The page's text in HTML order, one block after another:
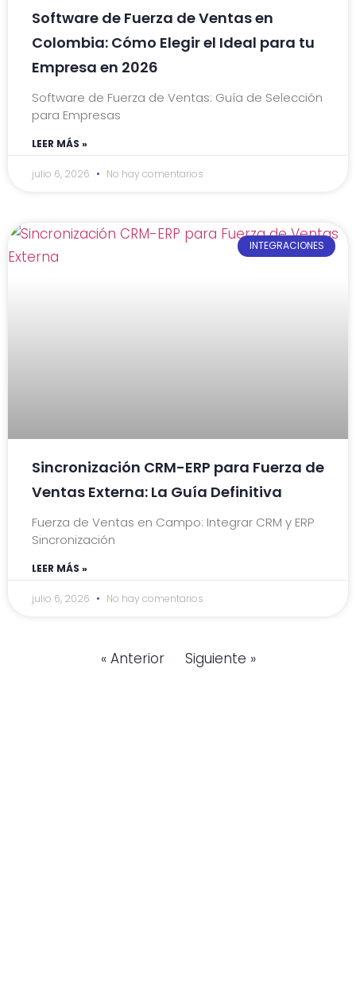
Software de Fuerza de Ventas en
Colombia: Cómo Elegir el Ideal para tu
Empresa en 2026
Software de Fuerza de Ventas: Guía de Selección
para Empresas
LEER MÁS »
julio 6, 2026 No hay comentarios
INTEGRACIONES
Sincronización CRM-ERP para Fuerza de
Ventas Externa: La Guía Definitiva
Fuerza de Ventas en Campo: Integrar CRM y ERP
Sincronización
LEER MÁS »
julio 6, 2026 No hay comentarios
« Anterior Siguiente »